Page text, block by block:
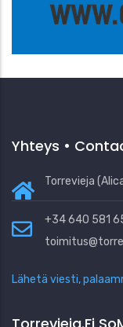
Yhteys •
Torrevieja
+34 640 581
Lähetä viesti,